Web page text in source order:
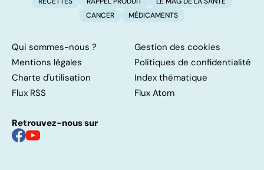
CANCER
MÉDICAMENTS
Qui sommes-nous ?
Gestion des cookies
Mentions légales
Politiques de confidentialité
Charte d'utilisation
Index thématique
Flux RSS
Flux Atom
Retrouvez-nous sur